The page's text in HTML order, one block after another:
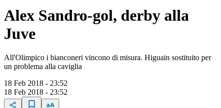
Alex Sandro-gol, derby alla
Juve
All'Olimpico i bianconeri vincono di misura. Higuain sostituito per
un problema alla caviglia
18 Feb 2018 - 23:52
18 Feb 2018 - 23:52